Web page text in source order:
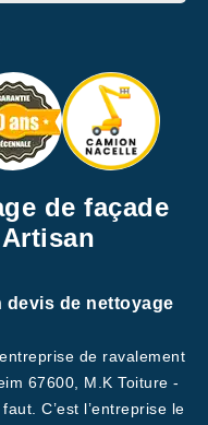
de façade
devis de nettoyage
de ravalement
67600, M.K Toiture -
C’est l’entreprise le